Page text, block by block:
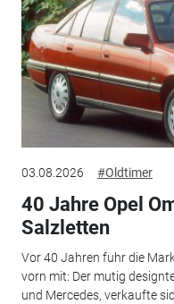
03.08.2026 #Oldtimer
40 Jahre Opel
Salzletten
Vor 40 Jahren fuhr die
vorn mit: Der mutig
und Mercedes, verkaufte